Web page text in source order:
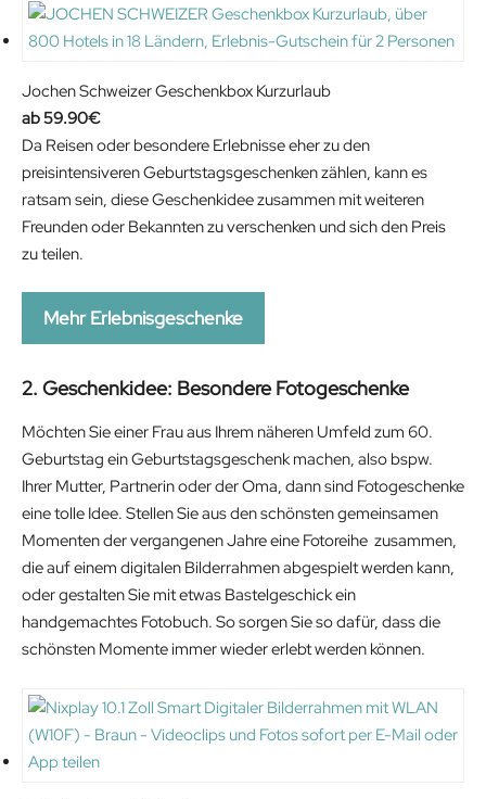
Jochen Schweizer Geschenkbox Kurzurlaub
59.90€
Da Reisen oder besondere Erlebnisse eher zu den
preisintensiveren Geburtstagsgeschenken zählen, kann es
ratsam sein, diese Geschenkidee zusammen mit weiteren
Freunden oder Bekannten zu verschenken und sich den Preis
zu teilen.
Mehr Erlebnisgeschenke
2. Geschenkidee: Besondere Fotogeschenke
Möchten Sie einer Frau aus Ihrem näheren Umfeld zum 60.
Geburtstag ein Geburtstagsgeschenk machen, also bspw.
Ihrer Mutter, Partnerin oder der Oma, dann sind Fotogeschenke
eine tolle Idee. Stellen Sie aus den schönsten gemeinsamen
Momenten der vergangenen Jahre eine Fotoreihe zusammen,
die auf einem digitalen Bilderrahmen abgespielt werden kann,
oder gestalten Sie mit etwas Bastelgeschick ein
handgemachtes Fotobuch. So sorgen Sie so dafür, dass die
schönsten Momente immer wieder erlebt werden können.